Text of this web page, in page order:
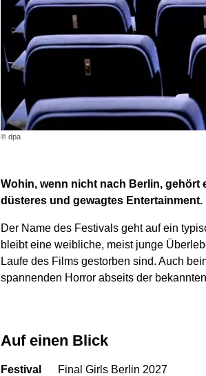
© dpa
Wohin, wenn nicht nach Berlin,
düsteres und gewagtes Entertainment.
Der Name des Festivals geht auf ein
bleibt eine weibliche, meist junge
Laufe des Films gestorben sind. Auch
spannenden Horror abseits der
Auf einen Blick
Festival
Final Girls Berlin 2027